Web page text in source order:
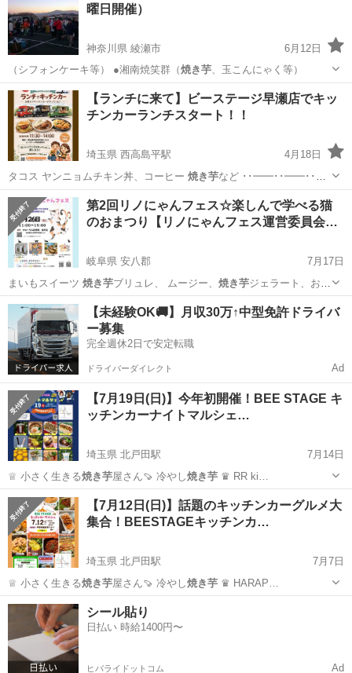
曜日開催）
神奈川県 綾瀬市
6月12日
（シフォンケーキ等） ●湘南焼笑群（焼き芋、玉こんにゃく等）
神奈川 綾瀬市 地域/お祭り 商工会
【ランチに来て】ビーステージ早瀬店でキッ
チンカーランチスタート！！
埼玉県 西高島平駅
4月18日
タコス ヤンニョムチキン丼、コーヒー 焼き芋など ･･━━･･━━･･
━━･･━…
埼玉 戸田市 西高島平駅 キッチンカー
第2回リノにゃんフェス☆楽しんで学べる猫
のおまつり【リノにゃんフェス運営委員会…
岐阜県 安八郡
7月17日
まいもスイーツ 焼き芋ブリュレ、 ムージー、 焼き芋ジェラート、おい
も… トアイス、塩バター焼き芋、
岐阜 安八郡 地域/お祭り フェス
【未経験OK🚚】月収30万↑中型免許ドライバ
ー募集
完全週休2日で安定転職
ドライバーダイレクト Ad
【7月19日(日)】今年初開催！BEE STAGE キ
ッチンカーナイトマルシェ…
埼玉県 北戸田駅
7月14日
♕ 小さく生きる焼き芋 屋さん🍠 冷やし焼き芋 ♛ RR ki…
埼玉 戸田市 北戸田駅 地域/お祭り キッチンカー
【7月12日(日)】話題のキッチンカーグルメ大
集合！BEESTAGEキッチンカ…
埼玉県 北戸田駅
7月7日
♕ 小さく生きる焼き芋 屋さん🍠 冷やし焼き芋 ♛ HARAP…
埼玉 戸田市 北戸田駅
シール貼り
日払い 時給1400円〜
ヒバライドットコム Ad